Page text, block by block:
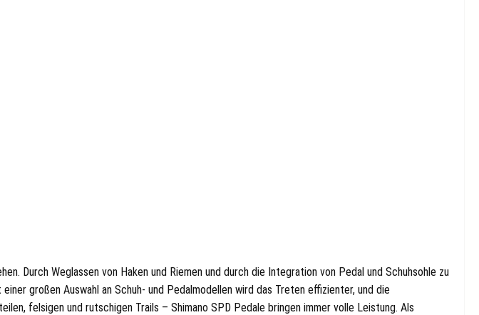
Durch Weglassen von Haken und Riemen und durch die Integration von Pedal und Schuhsohle zu
großen Auswahl an Schuh- und Pedalmodellen wird das Treten effizienter, und die
felsigen und rutschigen Trails – Shimano SPD Pedale bringen immer volle Leistung. Als